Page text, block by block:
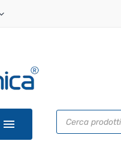
Ricerca
prodotti